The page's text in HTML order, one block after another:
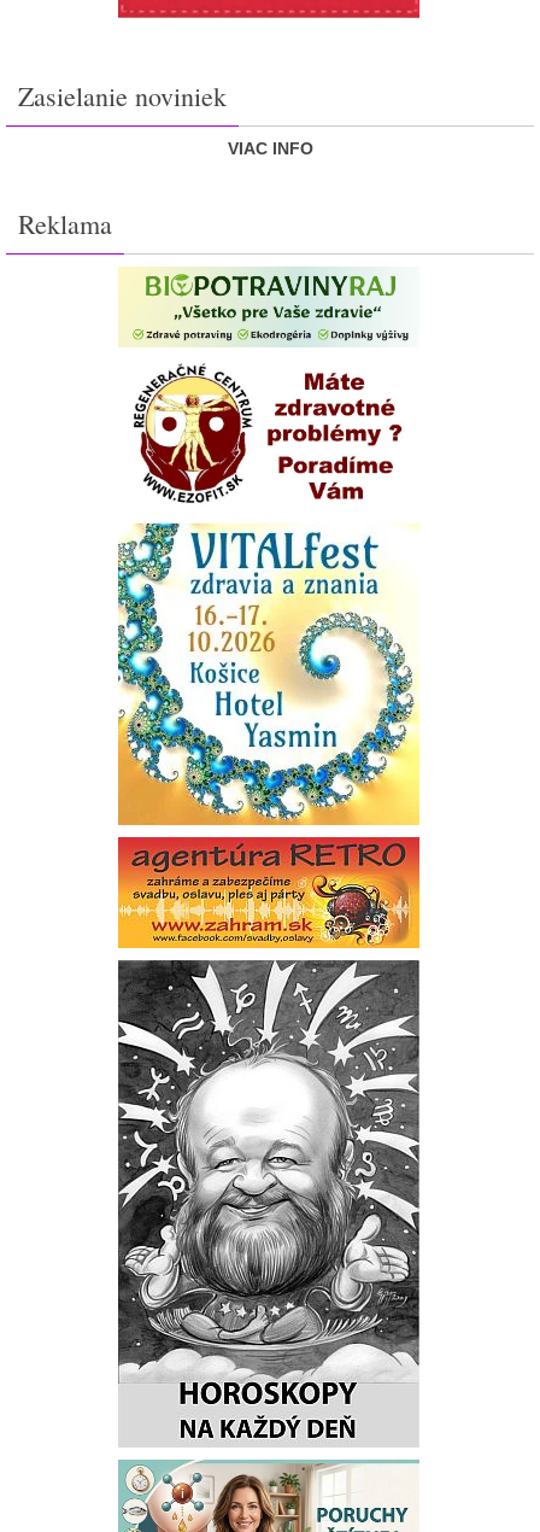
Zasielanie noviniek
VIAC INFO
Reklama